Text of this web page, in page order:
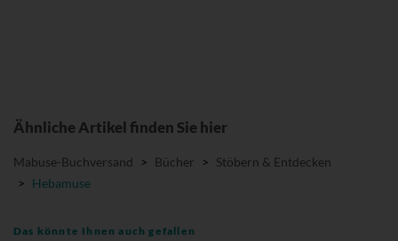
Ähnliche Artikel finden Sie hier
Mabuse-Buchversand > Bücher > Stöbern & Entdecken
> Hebamuse
Das könnte Ihnen auch gefallen